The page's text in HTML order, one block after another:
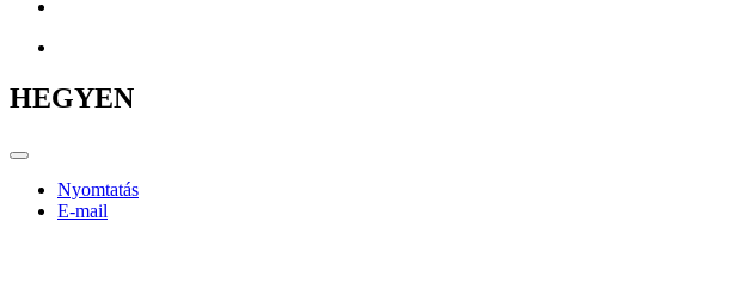
HEGYEN
Nyomtatás
E-mail